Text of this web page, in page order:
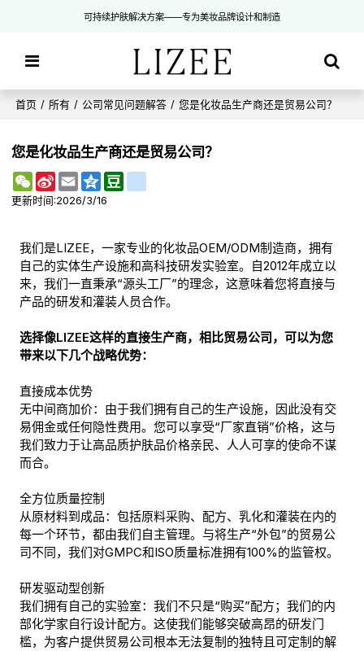
可持续护肤解决方案——专为美妆品牌设计和制造
首页 / 所有 / 公司常见问题解答 / 您是化妆品生产商还是贸易公司？
您是化妆品生产商还是贸易公司？
WeChat
Sina
Weibo
Email Qzone
更新时间:2026/3/16
我们是LIZEE，一家专业的化妆品OEM/ODM制造商，拥有
自己的实体生产设施和高科技研发实验室。自2012年成立以
来，我们一直秉承“源头工厂”的理念，这意味着您将直接与
产品的研发和灌装人员合作。
选择像LIZEE这样的直接生产商，相比贸易公司，可以为您
带来以下几个战略优势：
直接成本优势
无中间商加价：由于我们拥有自己的生产设施，因此没有交
易佣金或任何隐性费用。您可以享受“厂家直销”价格，这与
我们致力于让高品质护肤品价格亲民、人人可享的使命不谋
而合。
全方位质量控制
从原材料到成品：包括原料采购、配方、乳化和灌装在内的
每一个环节，都由我们自主管理。与将生产“外包”的贸易公
司不同，我们对GMPC和ISO质量标准拥有100%的监管权。
研发驱动型创新
我们拥有自己的实验室：我们不只是“购买”配方；我们的内
部化学家自行设计配方。这使我们能够突破高昂的研发门
槛，为客户提供贸易公司根本无法复制的独特且可定制的解